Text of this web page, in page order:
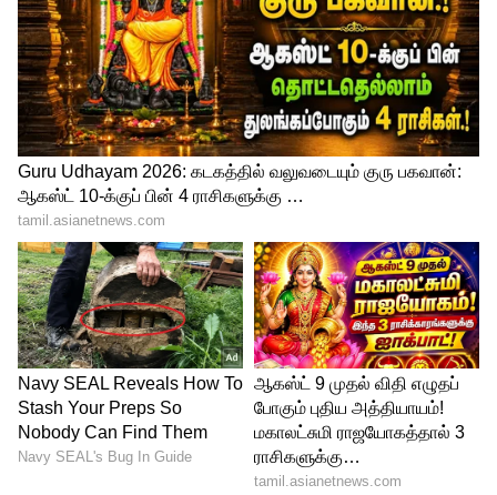
Image Credit :Chatgpt
பாதுகாப்பாகச் சேமிக்கும் வழிமுறைகள்
பிரியாணியைப் பாதுகாப்பாகச் சேமிக்க
கீழே உள்ள வழிமுறைகளைப்
பின்பற்றுங்கள்:
2 மணிநேர விதி:சமைத்த பிரியாணியை
அறை வெப்பநிலையில் 2
மணிநேரத்திற்கு மேல் வைத்திருக்கக்
கூடாது. மீதமுள்ள பிரியாணியைச்
சீக்கிரம் ஆறவைத்து, உடனே ஃபிரிட்ஜில்